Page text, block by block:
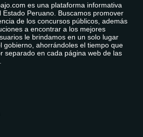
es una plataforma informativa
Estado Peruano. Buscamos promover
de los concursos públicos, además
a encontrar a los mejores
le brindamos en un solo lugar
gobierno, ahorrándoles el tiempo que
separado en cada página web de las